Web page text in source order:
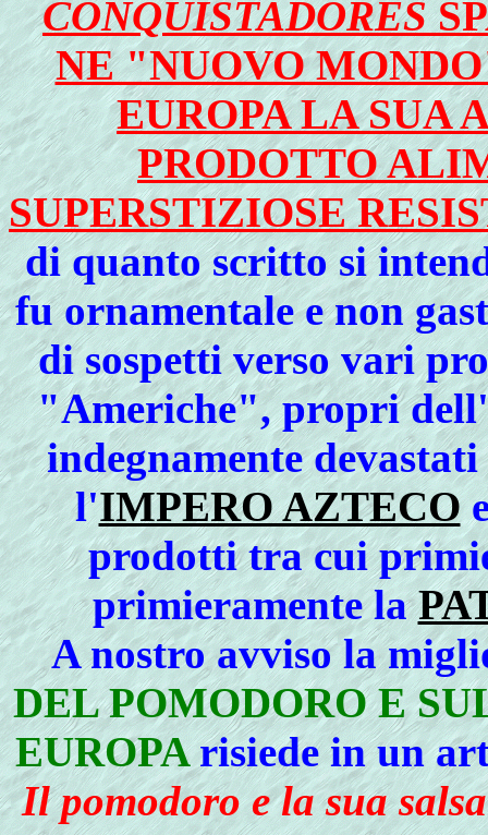
CONQUISTADORES
NE "NUOVO
EUROPA LA SUA
PRODOTTO
SUPERSTIZIOSE
di quanto scritto si
fu ornamentale e non
di sospetti verso vari
"Americhe", propri
indegnamente
l'IMPERO AZTECO
prodotti tra cui
primieramente la
A nostro avviso la
DEL POMODORO E
EUROPArisiede in un
Il pomodoro e la sua salsa